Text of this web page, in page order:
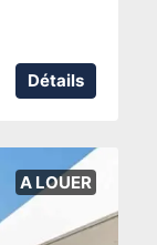
Détails
A LOUER